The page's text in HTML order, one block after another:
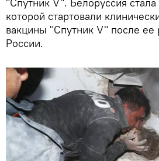
"Спутник V". Белоруссия
которой стартовали
вакцины "Спутник V" после ее
России.